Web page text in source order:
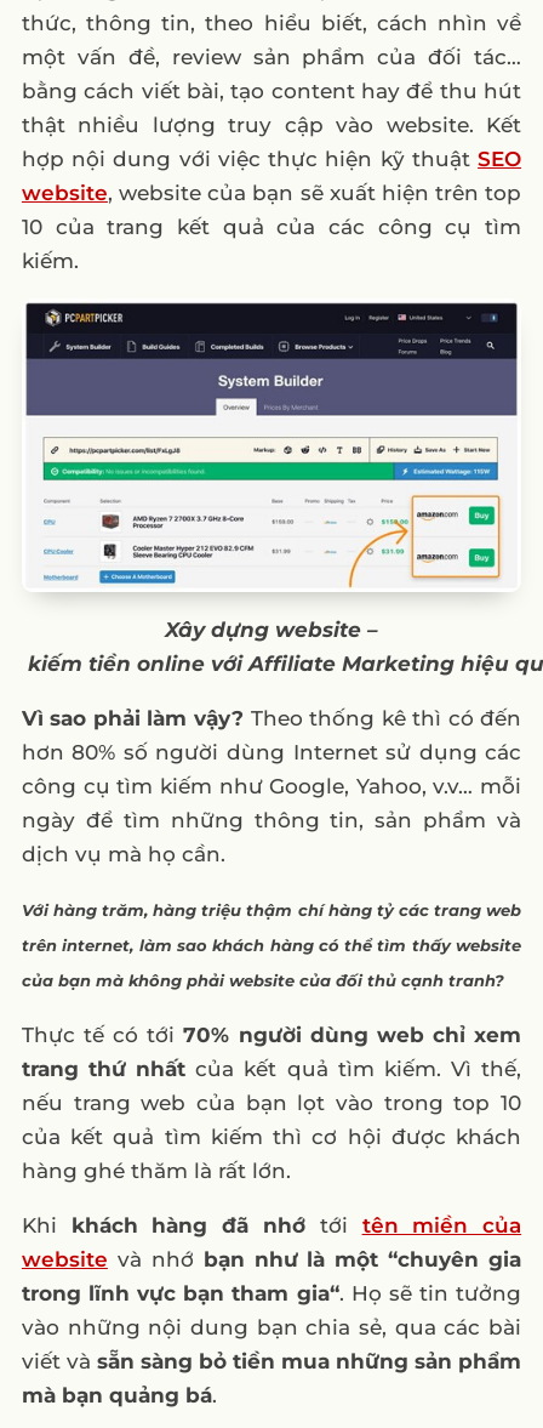
thức, thông tin, theo hiểu biết, cách nhìn về
một vấn đề, review sản phẩm của đối tác…
bằng cách viết bài, tạo content hay để thu hút
thật nhiều lượng truy cập vào website. Kết
hợp nội dung với việc thực hiện kỹ thuậtSEO
website, website của bạn sẽ xuất hiện trên top
10 của trang kết quả của các công cụ tìm
kiếm.
Xây dựng website –
kiếm tiền online vớiAffiliate Marketing hiệu
Vì sao phải làm vậy? Theo thống kê thì có đến
hơn 80% số người dùng Internet sử dụng các
công cụ tìm kiếm như Google, Yahoo, v.v… mỗi
ngày để tìm những thông tin, sản phẩm và
dịch vụ mà họ cần.
Với hàng trăm, hàng triệu thậm chí hàng tỷ các trang web
trên internet, làm sao khách hàng có thể tìm thấy website
của bạn mà không phải website của đối thủ cạnh tranh?
Thực tế có tới70% người dùng web chỉ xem
trang thứ nhất của kết quả tìm kiếm. Vì thế,
nếu trang web của bạn lọt vào trong top 10
của kết quả tìm kiếm thì cơ hội được khách
hàng ghé thăm là rất lớn.
Khi khách hàng đã nhớ tới tên miền của
website và nhớ bạn như là một “chuyên gia
trong lĩnh vực bạn tham gia“. Họ sẽ tin tưởng
vào những nội dung bạn chia sẻ, qua các bài
viết và sẵn sàng bỏ tiền mua những sản phẩm
mà bạn quảng bá.